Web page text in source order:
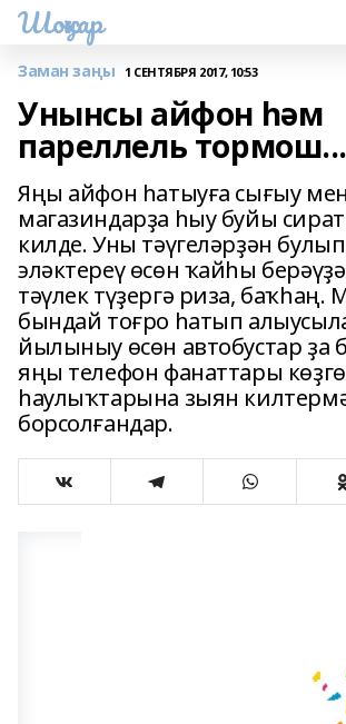
Шоңҡар
Заман заңы 1 СЕНТЯБРЯ 2017, 10:53
Унынсы айфон һәм
пареллель тормош...
Яңы айфон һатыуға сығыу
магазиндарҙа һыу буйы
килде. Уны тәүгеләрҙән
эләктереү өсөн ҡайһы
тәүлек түҙергә риза, баҡһаң.
бындай тоғро һатып
йылыныу өсөн автобустар ҙа
яңы телефон фанаттары
һаулыҡтарына зыян
борсолғандар.